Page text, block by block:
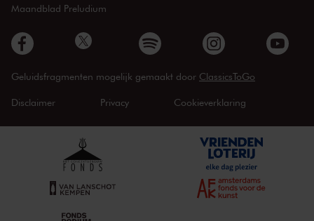
Maandblad Preludium
Geluidsfragmenten mogelijk gemaakt door ClassicsToGo
Disclaimer Privacy Cookieverklaring